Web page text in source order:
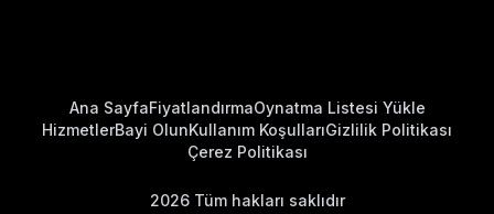
Ana SayfaFiyatlandırmaOynatma Listesi Yükle
HizmetlerBayi OlunKullanım KoşullarıGizlilik Politikası
Çerez Politikası
2026 Tüm hakları saklıdır